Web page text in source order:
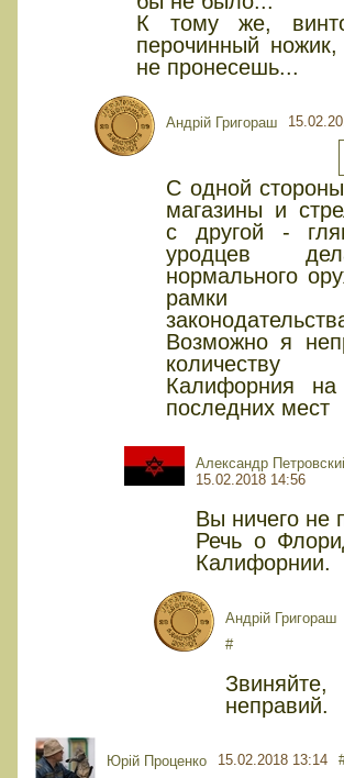
К тому же,
перочинный
не пронесешь...
Андрій Григораш
С одной
магазины и
с другой -
уродцев
нормального
рамки
Возможно я
Калифорния
последних мест
Александр
15.02.2018 14:56
Вы ничего не
Речь о
Калифорнии.
Андрій Григораш
#
неправий.
Юрiй Проценко 15.02.2018 13:14